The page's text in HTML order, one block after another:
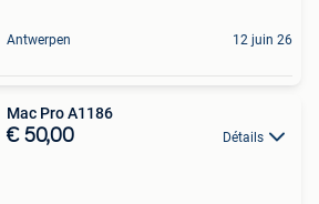
Antwerpen 12 juin 26
Mac Pro A1186
€ 50,00 Détails